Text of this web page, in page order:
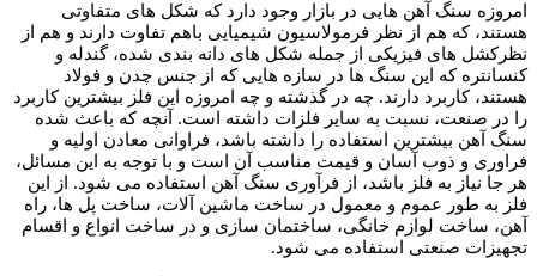
امروزه سنگ آهن هایی در بازار وجود دارد که شکل های متفاوتی
هستند، که هم از نظر فرمولاسیون شیمیایی باهم تفاوت دارند و هم از
نظرکشل های فیزیکی از جمله شکل های دانه بندی شده، گندله و
کنسانتره که این سنگ ها در سازه هایی که از جنس چدن و فولاد
هستند، کاربرد دارند. چه در گذشته و چه امروزه این فلز بیشترین کاربرد
را در صنعت، نسبت به سایر فلزات داشته است. آنچه که باعث شده
سنگ آهن بیشترین استفاده را داشته باشد، فراوانی معادن اولیه و
فراوری و ذوب آسان و قیمت مناسب آن است و با توجه به این مسائل،
هر جا نیاز به فلز باشد، از فرآوری سنگ آهن استفاده می شود. از این
فلز به طور عموم و معمول در ساخت ماشین آلات، ساخت پل ها، راه
آهن، ساخت لوازم خانگی، ساختمان سازی و در ساخت انواع و اقسام
تجهیزات صنعتی استفاده می شود.